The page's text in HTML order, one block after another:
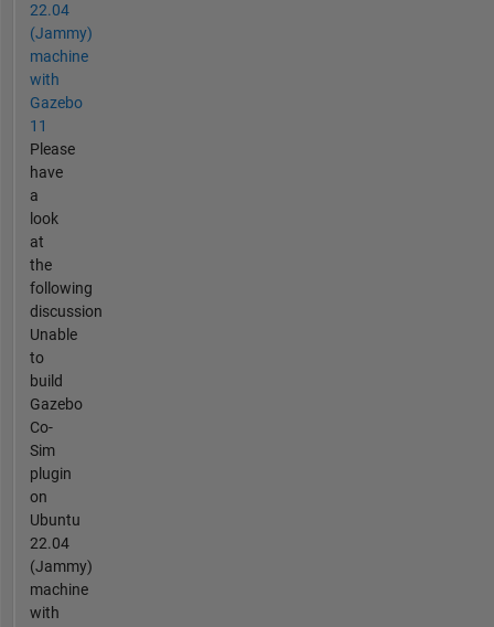
22.04
(Jammy)
machine
with
Gazebo
11
Please
have
a
look
at
the
following
discussion
Unable
to
build
Gazebo
Co-
Sim
plugin
on
Ubuntu
22.04
(Jammy)
machine
with